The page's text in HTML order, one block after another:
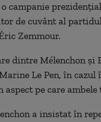
campanie
de cuvânt al
Zemmour.
dintre Mélenchon și
Le Pen, în
aspect pe care
a insistat în